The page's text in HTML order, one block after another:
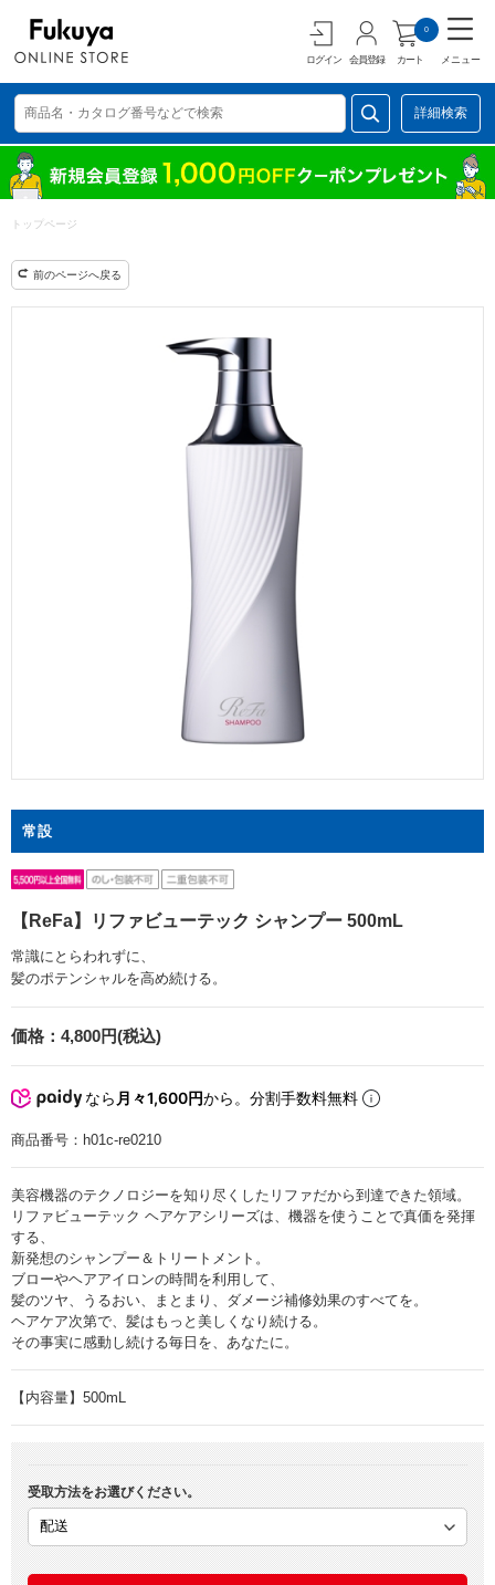
ログイン 会員登録 カート
0
メニュー
詳細検索
トップページ
前のページへ戻る
常設
【ReFa】リファビューテック シャンプー 500mL
常識にとらわれずに、
髪のポテンシャルを高め続ける。
価格： 4,800円(税込)
なら 月々1,600円から。分割手数料無料
商品番号： h01c-re0210
美容機器のテクノロジーを知り尽くしたリファだから到達できた領域。
リファビューテック ヘアケアシリーズは、機器を使うことで真価を発揮
する、
新発想のシャンプー＆トリートメント。
ブローやヘアアイロンの時間を利用して、
髪のツヤ、うるおい、まとまり、ダメージ補修効果のすべてを。
ヘアケア次第で、髪はもっと美しくなり続ける。
その事実に感動し続ける毎日を、あなたに。
【内容量】500mL
受取方法をお選びください。